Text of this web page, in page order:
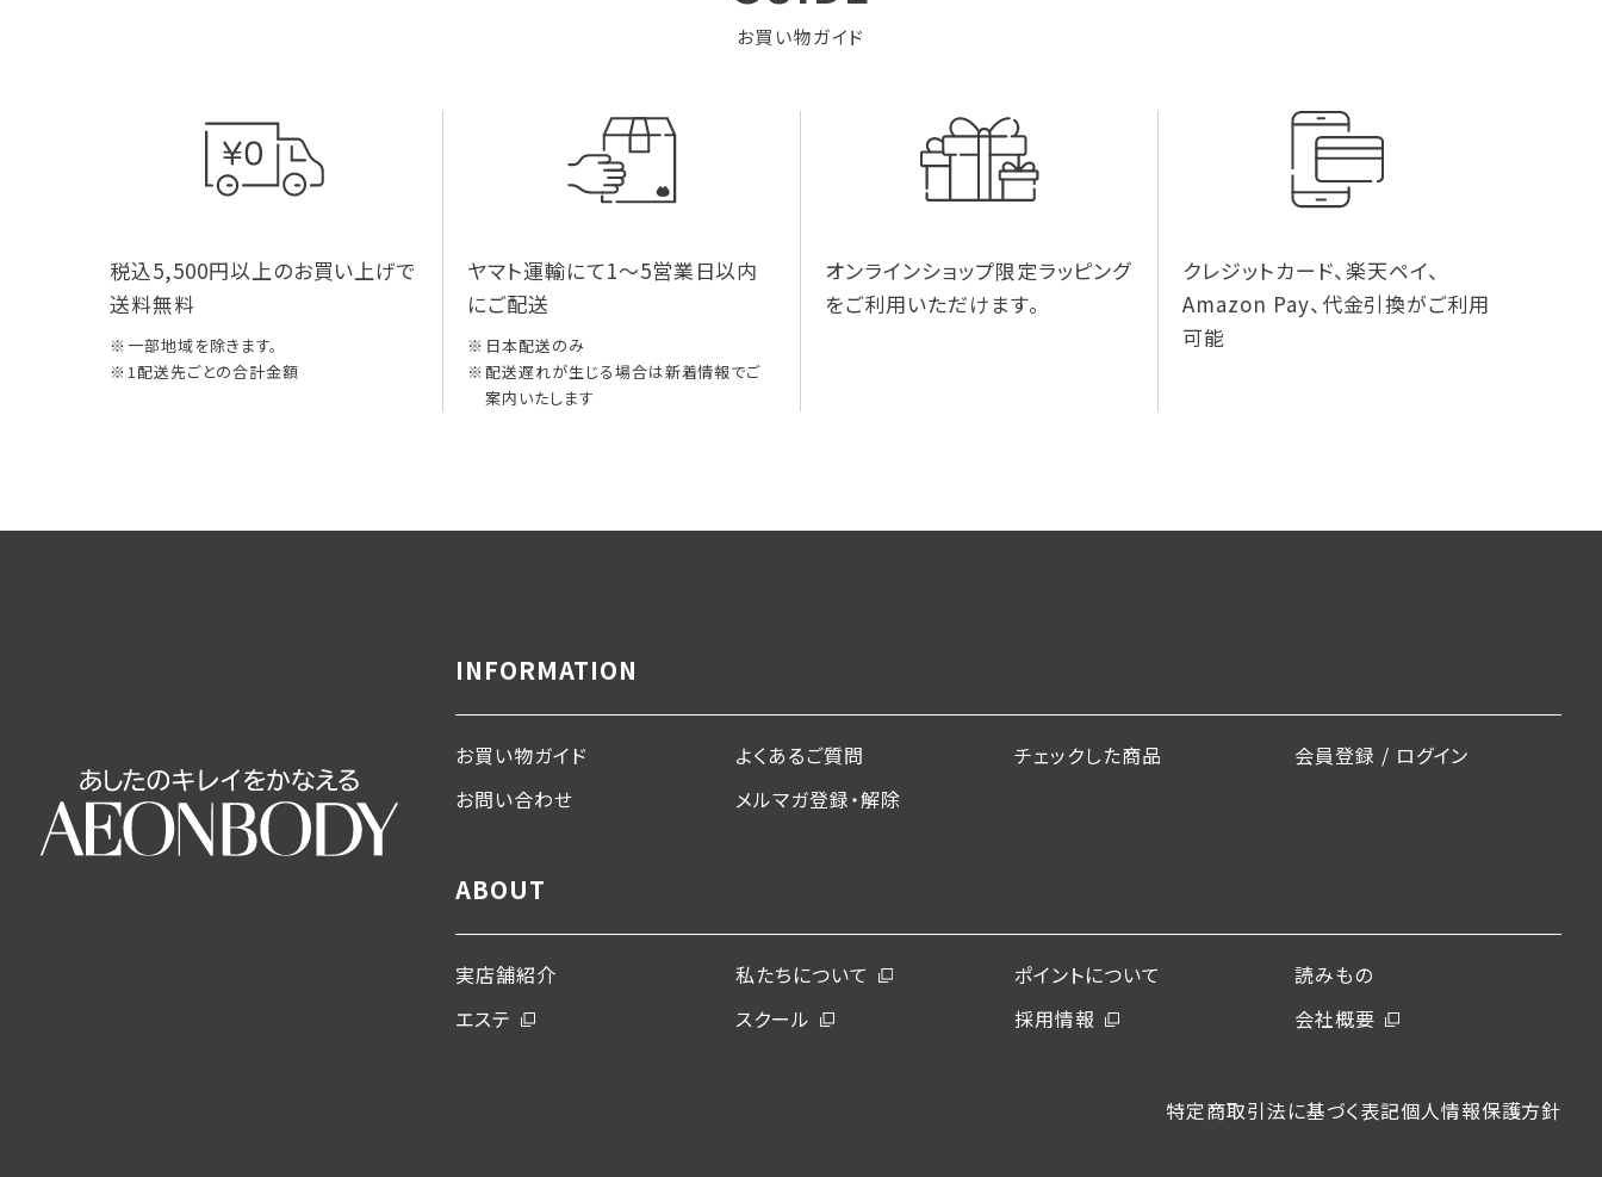
お買い物ガイド
税込5,500円以上のお買い上げで
送料無料
一部地域を除きます。
1配送先ごとの合計金額
ヤマト運輸にて1～5営業日以内
にご配送
日本配送のみ
配送遅れが生じる場合は新着情報でご
案内いたします
オンラインショップ限定ラッピング
をご利用いただけます。
クレジットカード、楽天ペイ、
Amazon Pay、代金引換がご利用
可能
INFORMATION
お買い物ガイド よくあるご質問 チェックした商品
会員登録 / ログイン
お問い合わせ
メルマガ登録・解除
ABOUT
実店舗紹介 私たちについて ポイントについて
読みもの
エステ
スクール 採用情報 会社概要
特定商取引法に基づく表記個人情報保護方針